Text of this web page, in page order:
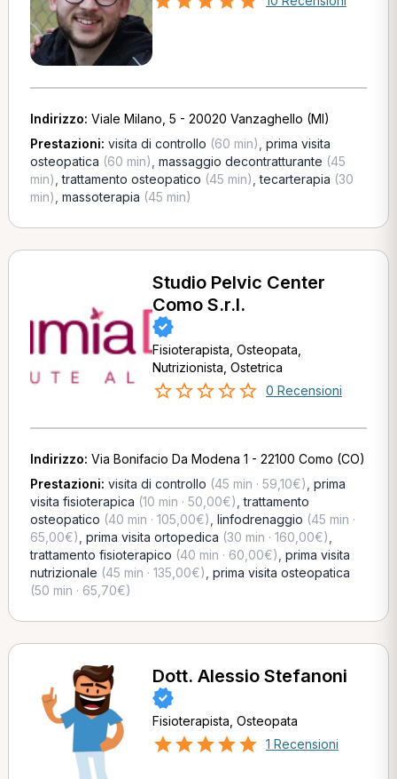
Indirizzo: Viale Milano, 5 - 20020 Vanzaghello (MI)
Prestazioni: visita di controllo (60 min) prima visita
osteopatica (60 min) massaggio decontratturante (45
min) ,trattamento osteopatico (45 min) ,tecarterapia (30
min) massoterapia (45 min)
Studio Pelvic Center
Como S.r.l.
Fisioterapista, Osteopata,
Nutrizionista, Ostetrica
0 Recensioni
Indirizzo: Via Bonifacio Da Modena 1 - 22100 Como (CO)
Prestazioni: visita di controllo (45 min · 59,10€) prima
visita fisioterapica (10 min · 50,00€) ,trattamento
osteopatico (40 min · 105,00€) linfodrenaggio (45 min ·
65,00€) prima visita ortopedica (30 min · 160,00€)
trattamento fisioterapico (40 min · 60,00€) prima visita
nutrizionale (45 min · 135,00€) prima visita osteopatica
(50 min · 65,70€)
Dott. Alessio Stefanoni
Fisioterapista, Osteopata
1 Recensioni